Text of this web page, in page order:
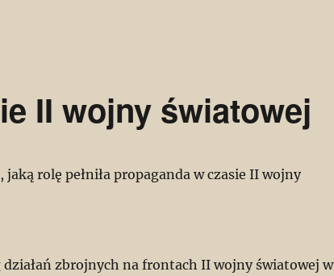
II wojny światowej
jaką rolę pełniła propaganda w czasie II wojny
działań zbrojnych na frontach II wojny światowej w